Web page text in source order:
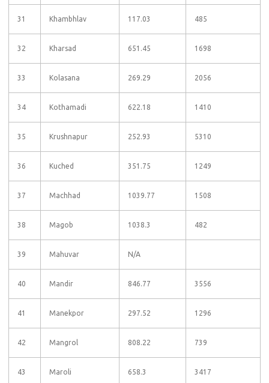
31 Khambhlav 117.03 485
32 Kharsad 651.45 1698
33 Kolasana 269.29 2056
34 Kothamadi 622.18 1410
35 Krushnapur 252.93 5310
36 Kuched 351.75 1249
37 Machhad 1039.77 1508
38 Magob 1038.3 482
39 Mahuvar N/A
40 Mandir 846.77 3556
41 Manekpor 297.52 1296
42 Mangrol 808.22 739
43 Maroli 658.3 3417